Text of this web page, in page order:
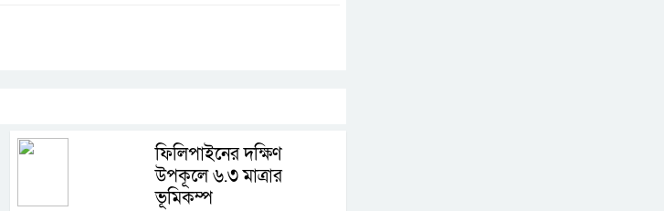
ফিলিপাইনের দক্ষিণ
উপকূলে ৬.৩ মাত্রার
ভূমিকম্প